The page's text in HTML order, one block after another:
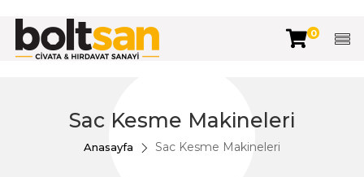
0
Sac Kesme Makineleri
Anasayfa Sac Kesme Makineleri